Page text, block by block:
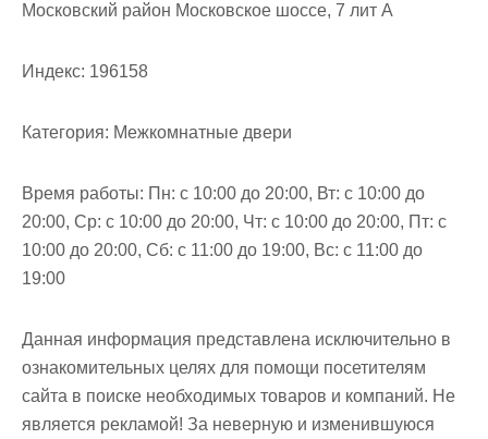
Московский район Московское шоссе, 7 лит А
Индекс: 196158
Категория: Межкомнатные двери
Время работы: Пн: с 10:00 до 20:00, Вт: с 10:00 до
20:00, Ср: с 10:00 до 20:00, Чт: с 10:00 до 20:00, Пт: с
10:00 до 20:00, Сб: с 11:00 до 19:00, Вс: с 11:00 до
19:00
Данная информация представлена исключительно в
ознакомительных целях для помощи посетителям
сайта в поиске необходимых товаров и компаний. Не
является рекламой! За неверную и изменившуюся